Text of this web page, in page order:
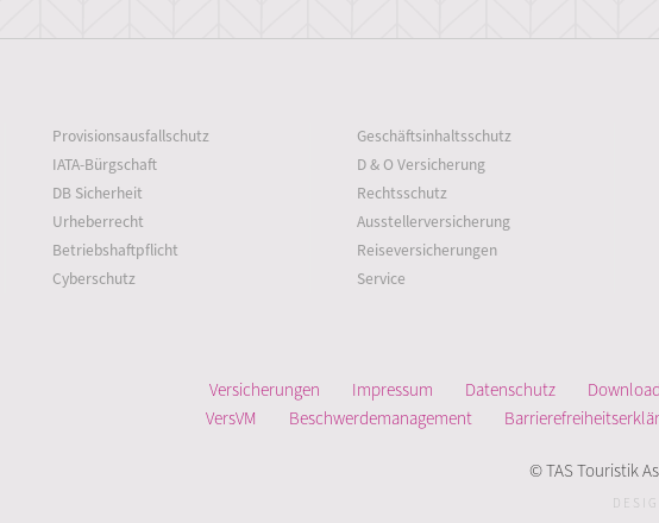
Provisionsausfallschutz
IATA-Bürgschaft
DB Sicherheit
Urheberrecht
Betriebshaftpflicht
Cyberschutz
Geschäftsinhaltsschutz
D & O Versicherung
Rechtsschutz
Ausstellerversicherung
Reiseversicherungen
Service
Versicherungen Impressum Datenschutz
VersVM
Beschwerdemanagement
© TAS Touristik